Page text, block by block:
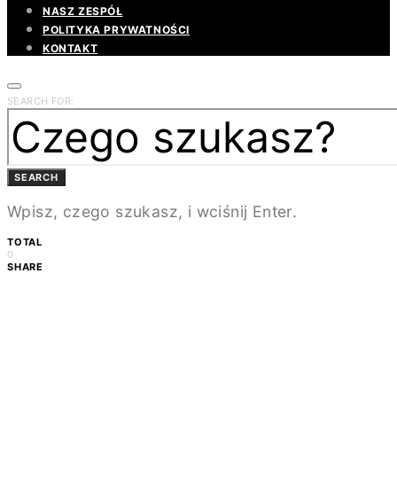
NASZ ZESPÓŁ
POLITYKA PRYWATNOŚCI
KONTAKT
SEARCH FOR:
SEARCH
Wpisz, czego szukasz, i wciśnij Enter.
TOTAL
0
SHARE